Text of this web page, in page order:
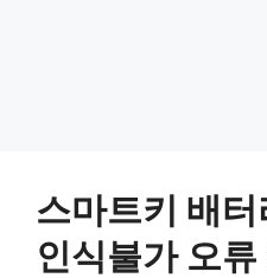
스마트키 배
인식불가 오